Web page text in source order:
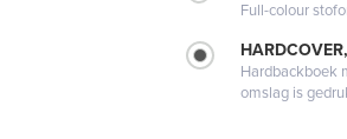
Full-colour
Hardbackboek
omslag is